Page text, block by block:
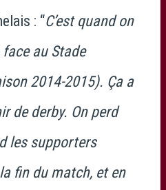
: “C’est quand on
au Stade
2014-2015). Ça a
de derby. On perd
les supporters
fin du match, et en